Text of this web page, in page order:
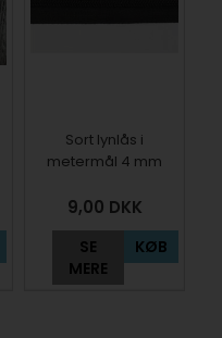
Sort lynlås i
metermål 4 mm
9,00 DKK
SE
MERE
KØB